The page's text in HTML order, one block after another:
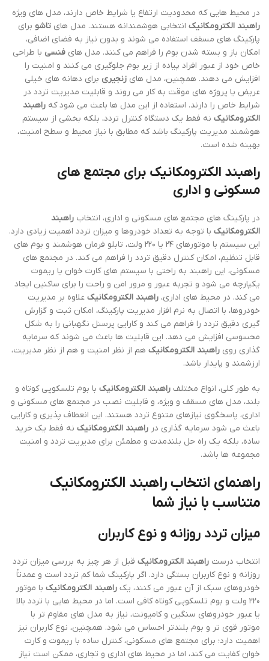
در محیط هایی که محدودیت ارتفاع یا شرایط خاص دارند، مدل های ویژه
راهبند الکترومکانیک انتخابی هوشمندانه هستند. مدل های تاشو برای
پارکینگ های مسقف استفاده می شوند و بدون نیاز به فضای اضافی،
امکان باز و بسته شدن بوم را فراهم می کنند. مدل های فنسی با طراحی
خاص خود از عبور افراد پیاده از زیر بوم جلوگیری می کنند و امنیت را
افزایش می دهند. همچنین، مدل های زنجیری برای دهانه های خیلی
عریض یا پروژه های موقت به کار می روند و قابلیت مدیریت تردد در
شرایط خاص را دارند. استفاده از این مدل ها باعث می شود که راهبند
الکترومکانیک نه فقط یک دستگاه کنترل تردد، بلکه بخشی از سیستم
هوشمند مدیریت پارکینگ باشد که مطابق با نیاز محیط و سطح امنیت،
بهینه شده است.
راهبند الکترومکانیک برای مجتمع های
مسکونی و اداری
در پارکینگ های مجتمع های مسکونی و اداری، انتخاب راهبند
الکترومکانیک با توجه به تعداد خودروها و میزان تردد اهمیت زیادی دارد.
این سیستم با موتورهای ۲۴ یا ۲۲۰ ولت، تابلو فرمان هوشمند و بوم های
قابل تنظیم، امکان کنترل دقیق تردد را فراهم می کند. در مجتمع های
مسکونی، این راهبند به راحتی با سیستم های کارت خوان یا ریموت
یکپارچه می شود و تجربه عبور و مرور امن و راحت را برای ساکنین ایجاد
می کند. در محیط های اداری، راهبند الکترومکانیک علاوه بر مدیریت
خودروها، با اتصال به نرم افزار مدیریت پارکینگ، امکان ثبت و گزارش
گیری دقیق تردد را فراهم می کند و کارایی پرسنل نگهبانی را به شکل
محسوسی افزایش می دهد. این قابلیت ها باعث می شوند که سرمایه
گذاری روی راهبند الکترومکانیک هم از نظر امنیت و هم از نظر مدیریت،
ارزشمند و پایدار باشد.
به طور کلی، انواع مختلف راهبند الکترومکانیک با بوم تلسکوپی کوتاه و
بلند، مدل های مسقف و ویژه، و قابلیت نصب در مجتمع های مسکونی و
اداری، پاسخگوی نیازهای متنوع تردد هستند. این انعطاف پذیری و کارایی
باعث می شود سرمایه گذاری در راهبند الکترومکانیک نه فقط یک خرید
ساده، بلکه یک راه حل بلندمدت و مطمئن برای مدیریت تردد و امنیت
مجموعه ها باشد.
راهنمای انتخاب راهبند الکترومکانیک
متناسب با نیاز شما
میزان تردد روزانه و نوع کاربران
انتخاب درست راهبند الکترومکانیک قبل از هر چیز به بررسی میزان تردد
روزانه و نوع کاربران بستگی دارد. اگر پارکینگ شما کم تردد است و عمدتاً
خودروهای سبک از آن عبور می کنند، یک راهبند الکترومکانیک با موتور
۲۲۰ ولت و بوم تلسکوپی کوتاه کافی است. اما در محیط هایی با تردد بالا
یا عبور خودروهای سنگین و کامیونت، نیاز به مدل های مقاوم تر با
موتور قوی تر و بوم بلندتر احساس می شود. همچنین، نوع کاربران نیز
اهمیت دارد؛ برای مجتمع های مسکونی، کنترل ساده با ریموت و کارت
خوان کفایت می کند، اما در محیط های اداری و تجاری، ممکن است نیاز